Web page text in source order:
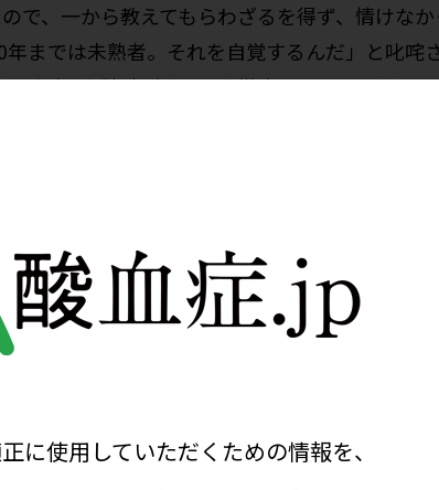
で、一から教えてもらわざるを得ず、情けな
までは未熟者。それを自覚するんだ」と叱咤
ばどんな障壁があっても徹底してやるんだ」
大家である山本徹也教授（現・社会福祉法人
イントとなりました。当時、尿酸については「
は非常に面白く、いつの間にか尿酸研究の魅力
るPA-3乳酸菌の研究などに携わった後、大阪市